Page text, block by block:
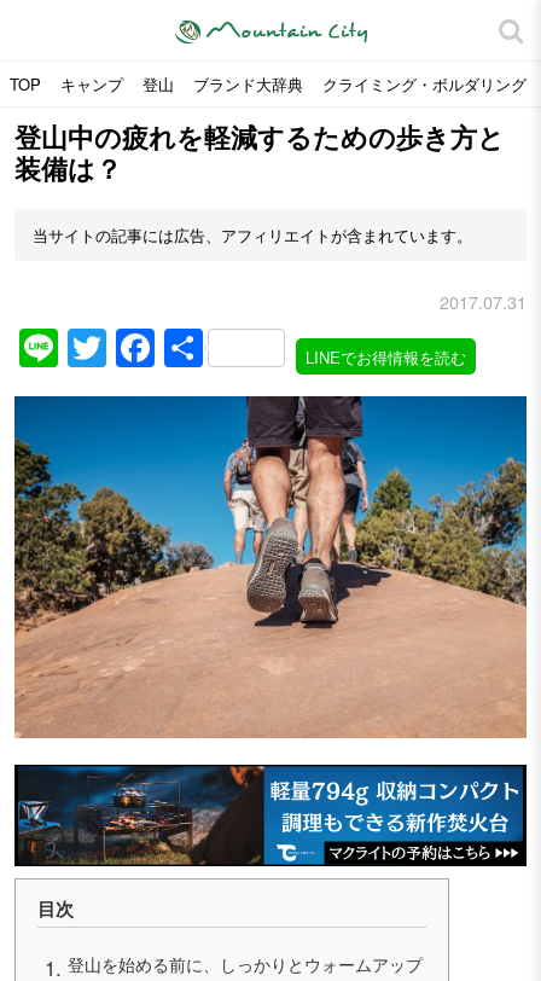
TOP キャンプ 登山 ブランド大辞典 クライミング・ボルダリング
登山中の疲れを軽減するための歩き方と
装備は？
当サイトの記事には広告、アフィリエイトが含まれています。
2017.07.31
LineTwitter
Facebook
共
有
LINEでお得情報を読む
目次
登山を始める前に、しっかりとウォームアップ